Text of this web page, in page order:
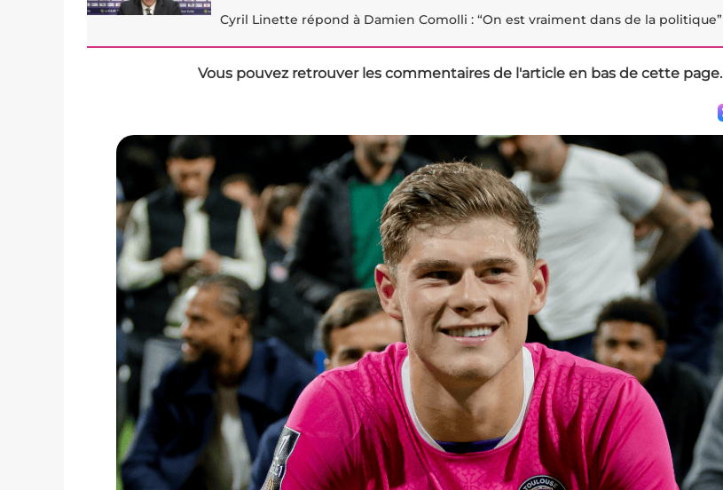
Cyril Linette répond à Damien Comolli : “On est vraiment dans de la politique”
Vous pouvez retrouver les commentaires de l'article en bas de cette page.